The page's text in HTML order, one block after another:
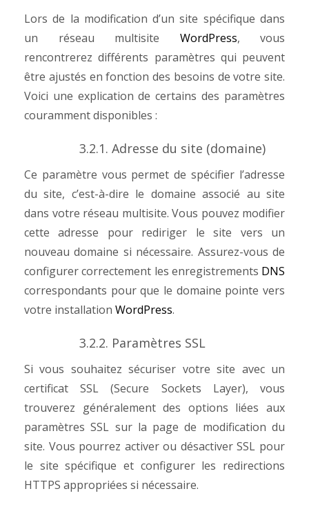
Lors de la modification d’un site spécifique dans
un réseau multisite WordPress, vous
rencontrerez différents paramètres qui peuvent
être ajustés en fonction des besoins de votre site.
Voici une explication de certains des paramètres
couramment disponibles :
3.2.1. Adresse du site (domaine)
Ce paramètre vous permet de spécifier l’adresse
du site, c’est-à-dire le domaine associé au site
dans votre réseau multisite. Vous pouvez modifier
cette adresse pour rediriger le site vers un
nouveau domaine si nécessaire. Assurez-vous de
configurer correctement les enregistrements DNS
correspondants pour que le domaine pointe vers
votre installation WordPress.
3.2.2. Paramètres SSL
Si vous souhaitez sécuriser votre site avec un
certificat SSL (Secure Sockets Layer), vous
trouverez généralement des options liées aux
paramètres SSL sur la page de modification du
site. Vous pourrez activer ou désactiver SSL pour
le site spécifique et configurer les redirections
HTTPS appropriées si nécessaire.